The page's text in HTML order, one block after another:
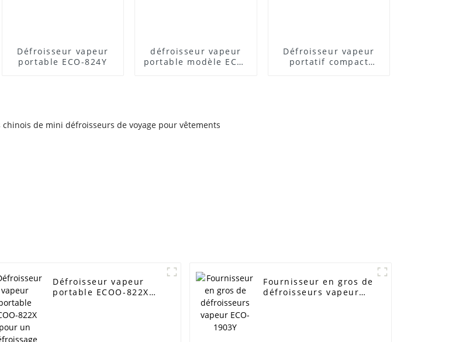
Défroisseur vapeur
portable ECO-824Y
défroisseur vapeur
portable modèle ECO-
Défroisseur vapeur
portatif compact
Défroisseur vapeur
portable ECOO-822X
Fournisseur en gros de
défroisseurs vapeur